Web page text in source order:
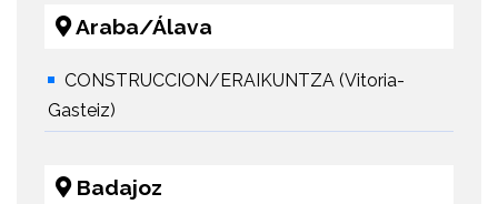
Araba/Álava
CONSTRUCCION/ERAIKUNTZA (Vitoria-
Gasteiz)
Badajoz